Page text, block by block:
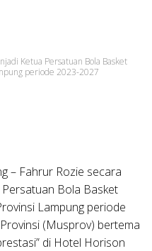
Ketua Persatuan Bola Basket
periode 2023-2027
– Fahrur Rozie secara
Bola Basket
Lampung periode
(Musprov) bertema
di Hotel Horison